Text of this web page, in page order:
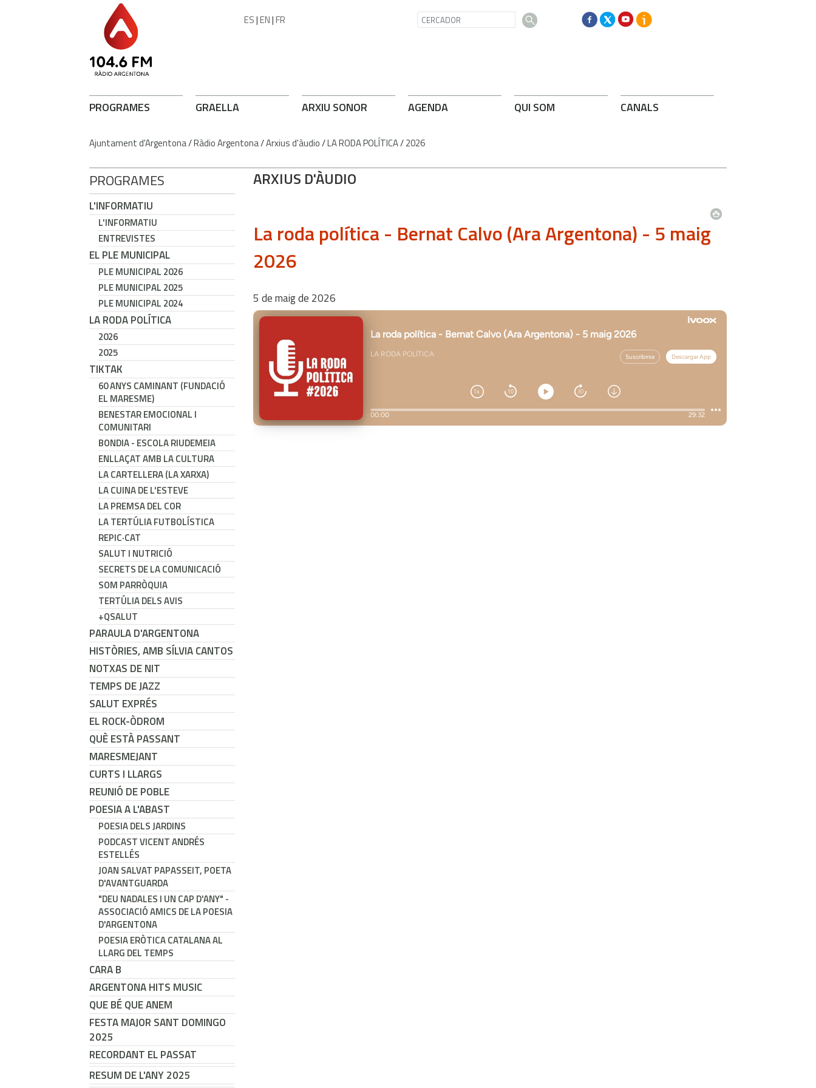
ES|EN|FR
PROGRAMES GRAELLA ARXIU SONOR AGENDA QUI SOM CANALS
Ajuntament d'Argentona/Ràdio Argentona/Arxius d'àudio/LA RODA POLÍTICA/2026
PROGRAMES
L'INFORMATIU
L'INFORMATIU
ENTREVISTES
EL PLE MUNICIPAL
PLE MUNICIPAL 2026
PLE MUNICIPAL 2025
PLE MUNICIPAL 2024
LA RODA POLÍTICA
2026
2025
TIKTAK
60 ANYS CAMINANT (FUNDACIÓ
EL MARESME)
BENESTAR EMOCIONAL I
COMUNITARI
BONDIA - ESCOLA RIUDEMEIA
ENLLAÇAT AMB LA CULTURA
LA CARTELLERA (LA XARXA)
LA CUINA DE L'ESTEVE
LA PREMSA DEL COR
LA TERTÚLIA FUTBOLÍSTICA
REPIC·CAT
SALUT I NUTRICIÓ
SECRETS DE LA COMUNICACIÓ
SOM PARRÒQUIA
TERTÚLIA DELS AVIS
+QSALUT
PARAULA D'ARGENTONA
HISTÒRIES, AMB SÍLVIA CANTOS
NOTXAS DE NIT
TEMPS DE JAZZ
SALUT EXPRÉS
EL ROCK-ÒDROM
QUÈ ESTÀ PASSANT
MARESMEJANT
CURTS I LLARGS
REUNIÓ DE POBLE
POESIA A L'ABAST
POESIA DELS JARDINS
PODCAST VICENT ANDRÉS
ESTELLÉS
JOAN SALVAT PAPASSEIT, POETA
D'AVANTGUARDA
"DEU NADALES I UN CAP D'ANY" -
ASSOCIACIÓ AMICS DE LA POESIA
D'ARGENTONA
POESIA ERÒTICA CATALANA AL
LLARG DEL TEMPS
CARA B
ARGENTONA HITS MUSIC
QUE BÉ QUE ANEM
FESTA MAJOR SANT DOMINGO
2025
RECORDANT EL PASSAT
RESUM DE L'ANY 2025
ARXIUS D'ÀUDIO
La roda política - Bernat Calvo (Ara Argentona) - 5 maig
2026
5 demaigde 2026